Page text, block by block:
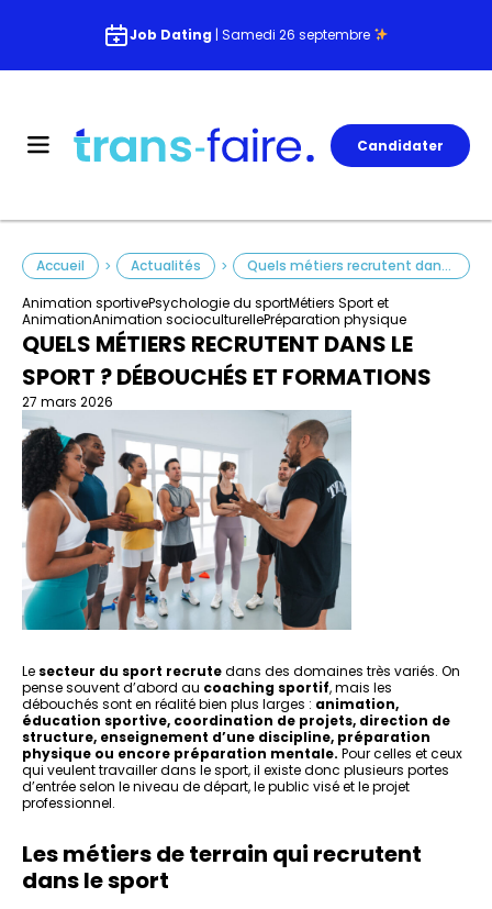
Job Dating | Samedi 26 septembre
Candidater
Animation sportivePsychologie du sportMétiers Sport et
AnimationAnimation socioculturellePréparation physique
Accueil > Actualités > Quels métiers recrutent dans le sport ? Débouchés et formations
QUELS MÉTIERS RECRUTENT DANS LE
SPORT ? DÉBOUCHÉS ET FORMATIONS
27 mars 2026
Le secteur du sport recrutedans des domaines très variés. On
pense souvent d’abord au coaching sportif, mais les
débouchés sont en réalité bien plus larges : animation,
éducation sportive, coordination de projets, direction de
structure, enseignement d’une discipline, préparation
physique ou encore préparation mentale. Pour celles et ceux
qui veulent travailler dans le sport, il existe donc plusieurs portes
d’entrée selon le niveau de départ, le public visé et le projet
professionnel.
Les métiers de terrain qui recrutent
dans le sport